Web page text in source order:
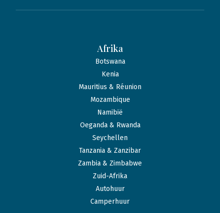
Afrika
Botswana
Kenia
Mauritius & Réunion
Mozambique
Namibië
Oeganda & Rwanda
Seychellen
Tanzania & Zanzibar
Zambia & Zimbabwe
Zuid-Afrika
Autohuur
Camperhuur